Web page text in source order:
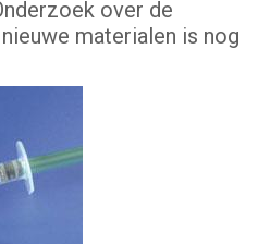
over de
materialen is nog